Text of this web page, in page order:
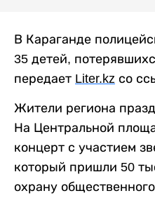
В Караганде
35 детей,
передает Liter.kz со
Жители региона
На Центральной
концерт с участием
который пришли 50
охрану